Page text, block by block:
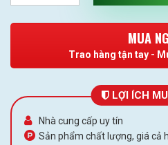
MUA
Trao hàng tận tay -
LỢI ÍCH
Nhà cung cấp uy tín
Sản phẩm chất lượng, giá cả